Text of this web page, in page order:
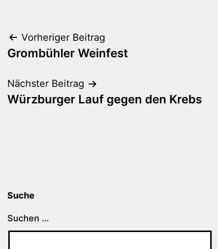
Beitragsnavigation
Vorheriger Beitrag
Grombühler Weinfest
Nächster Beitrag
Würzburger Lauf gegen den Krebs
Suche
Suchen …